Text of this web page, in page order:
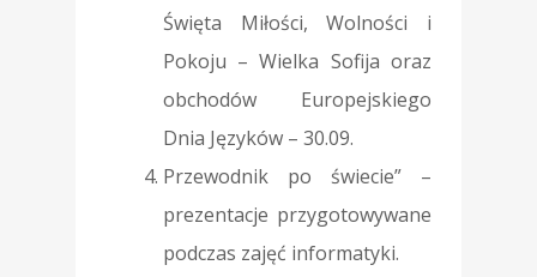
Święta Miłości, Wolności i
Pokoju – Wielka Sofija oraz
obchodów Europejskiego
Dnia Języków – 30.09.
Przewodnik po świecie” –
prezentacje przygotowywane
podczas zajęć informatyki.